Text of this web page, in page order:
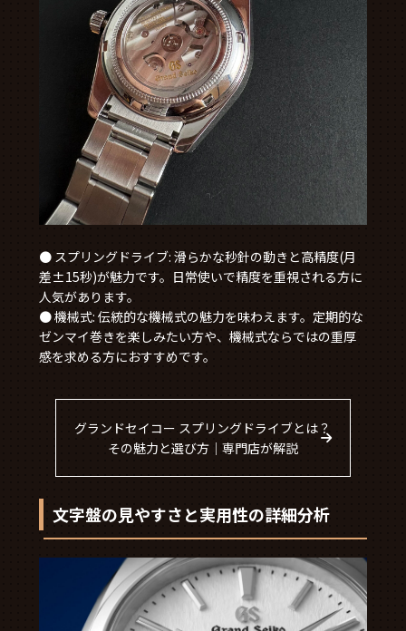
● スプリングドライブ: 滑らかな秒針の動きと高精度(月
差±15秒)が魅力です。日常使いで精度を重視される方に
人気があります。
● 機械式: 伝統的な機械式の魅力を味わえます。定期的な
ゼンマイ巻きを楽しみたい方や、機械式ならではの重厚
感を求める方におすすめです。
グランドセイコー スプリングドライブとは？
その魅力と選び方｜専門店が解説
文字盤の見やすさと実用性の詳細分析